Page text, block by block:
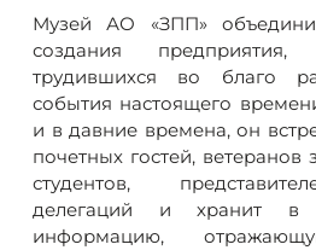
Музей АО «ЗПП»
создания
трудившихся во благо
события настоящего
и в давние времена, он
почетных гостей, ветеранов
студентов,
делегаций и хранит в
информацию,